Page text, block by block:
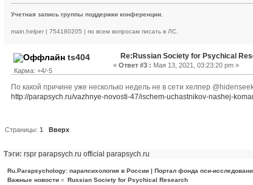
Учетная запись группы поддержки конференции.
main.helper | 754180205 | по всем вопросам писать в ЛС.
ts404
Карма: +4/-5
Re:Russian Society for Psychical
« Ответ #3 : Мая 13, 2021, 03:23:20 pm »
По какой причине уже несколько недель не в сети хелпер
http://parapsych.ru/vazhnye-novosti-47/ischem-uchastnikov-nashej-
Страницы:1
Вверх
Тэги: rspr parapsych.ru official parapsych.ru
Ru.Parapsychology: парапсихология в России | Портал фонда пси-
Важные новости » Russian Society for Psychical Research